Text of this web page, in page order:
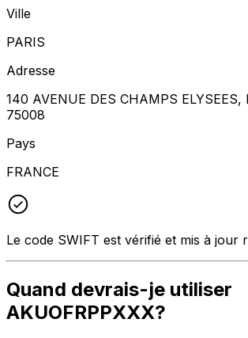
Ville
PARIS
Adresse
140 AVENUE DES CHAMPS ELYSEES,
75008
Pays
FRANCE
Le code SWIFT est vérifié et mis à jour
Quand devrais-je utiliser
AKUOFRPPXXX?